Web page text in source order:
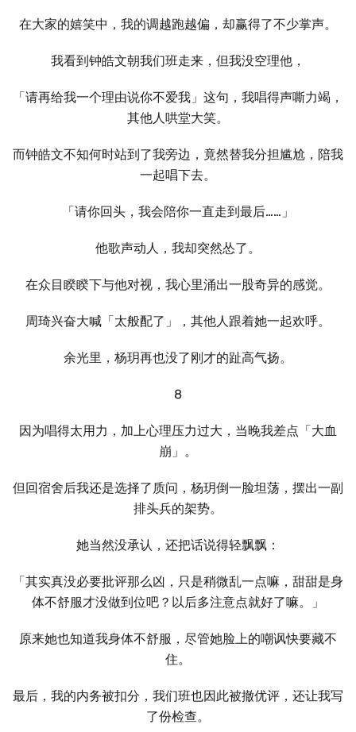
在大家的嬉笑中，我的调越跑越偏，却赢得了不少掌声。
我看到钟皓文朝我们班走来，但我没空理他，
「请再给我一个理由说你不爱我」这句，我唱得声嘶力竭，
其他人哄堂大笑。
而钟皓文不知何时站到了我旁边，竟然替我分担尴尬，陪我
一起唱下去。
「请你回头，我会陪你一直走到最后……」
他歌声动人，我却突然怂了。
在众目睽睽下与他对视，我心里涌出一股奇异的感觉。
周琦兴奋大喊「太般配了」，其他人跟着她一起欢呼。
余光里，杨玥再也没了刚才的趾高气扬。
8
因为唱得太用力，加上心理压力过大，当晚我差点「大血
崩」。
但回宿舍后我还是选择了质问，杨玥倒一脸坦荡，摆出一副
排头兵的架势。
她当然没承认，还把话说得轻飘飘：
「其实真没必要批评那么凶，只是稍微乱一点嘛，甜甜是身
体不舒服才没做到位吧？以后多注意点就好了嘛。」
原来她也知道我身体不舒服，尽管她脸上的嘲讽快要藏不
住。
最后，我的内务被扣分，我们班也因此被撤优评，还让我写
了份检查。